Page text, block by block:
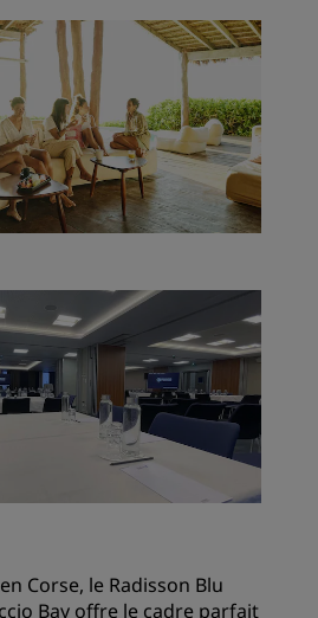
Corse, le Radisson Blu
Bay offre le cadre parfait